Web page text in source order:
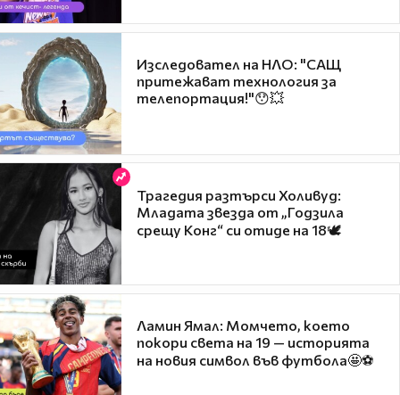
Изследовател на НЛО: "САЩ
притежават технология за
телепортация!"😯💥
Трагедия разтърси Холивуд:
Младата звезда от „Годзила
срещу Конг“ си отиде на 18🕊️
Ламин Ямал: Момчето, което
покори света на 19 — историята
на новия символ във футбола🤩⚽